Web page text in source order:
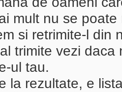
mult nu se
si retrimite-l din
trimite vezi
ul tau.
la rezultate, e